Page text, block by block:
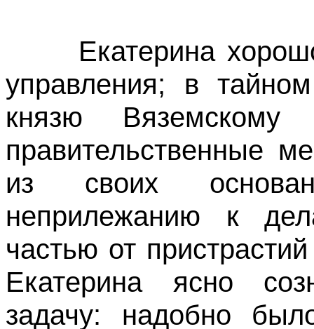
Екатерина хорошо
управления; в
князю
правительственные
из своих
неприлежанию к
частью от
Екатерина ясно
задачу: надобно